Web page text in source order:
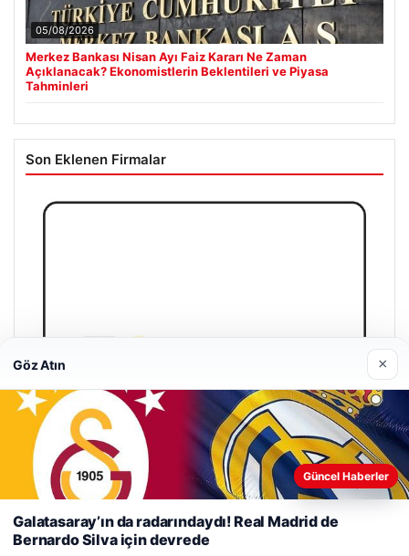
05/08/2026
Merkez Bankası Nisan Ayı Faiz Kararı Ne Zaman
Açıklanacak? Ekonomistlerin Beklentileri ve Piyasa
Tahminleri
Son Eklenen Firmalar
Web sitemizi nasıl kullandığınızı daha iyi anlayabilmek,
deneyiminizi kişiselleştirmek ve geliştirmek amacıyla çerezler
kullanıyoruz.
Çerez Politikamız
Reddet Kabul Et
Göz Atın ×
Güncel Haberler
Galatasaray’ın da radarındaydı! Real Madrid de
Bernardo Silva için devrede